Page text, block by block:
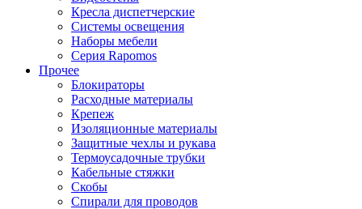
Кресла диспетчерские
Системы освещения
Наборы мебели
Серия Rapomos
Прочее
Блокираторы
Расходные материалы
Крепеж
Изоляционные материалы
Защитные чехлы и рукава
Термоусадочные трубки
Кабельные стяжки
Скобы
Спирали для проводов